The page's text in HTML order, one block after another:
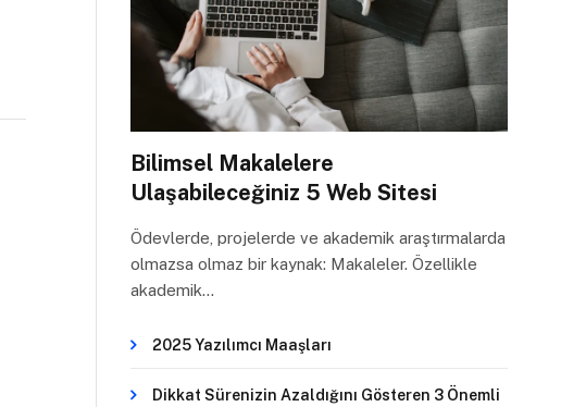
Bilimsel Makalelere
Ulaşabileceğiniz 5 Web Sitesi
Ödevlerde, projelerde ve akademik araştırmalarda
olmazsa olmaz bir kaynak: Makaleler. Özellikle
akademik…
2025 Yazılımcı Maaşları
Dikkat Sürenizin Azaldığını Gösteren 3 Önemli